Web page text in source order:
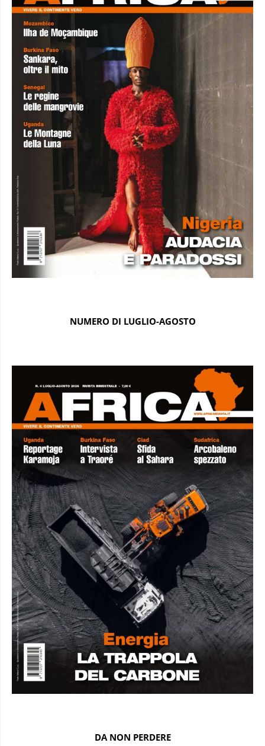
NUMERO DI LUGLIO-AGOSTO
DA NON PERDERE